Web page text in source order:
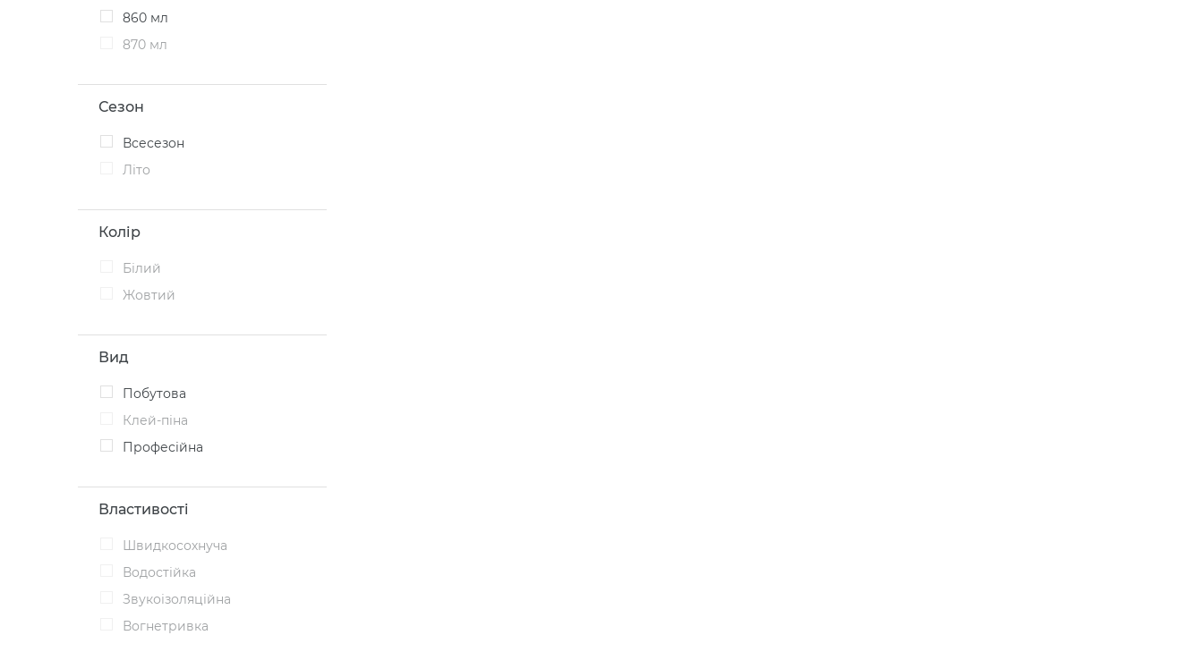
860 мл
870 мл
Сезон
Всесезон
Літо
Колір
Білий
Жовтий
Вид
Побутова
Клей-піна
Професійна
Властивості
швидкосохнуча
водостійка
звукоізоляційна
вогнетривка